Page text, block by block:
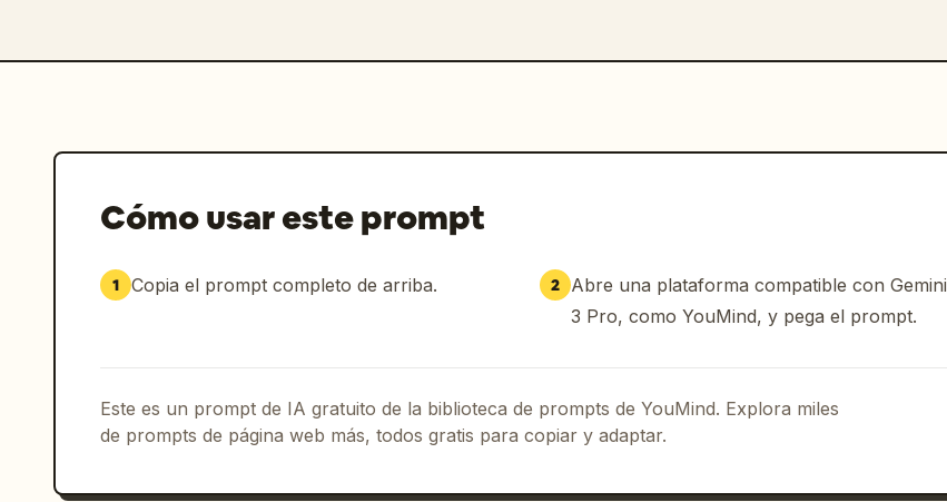
Cómo usar este prompt
1 Copia el prompt completo de arriba. 2 Abre una plataforma compatible con Gemini
3 Pro, como YouMind, y pega el prompt.
Este es un prompt de IA gratuito de la biblioteca de prompts de YouMind. Explora miles
de prompts de página web más, todos gratis para copiar y adaptar.